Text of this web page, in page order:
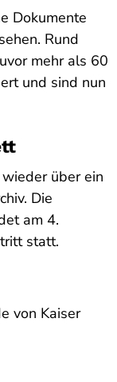
Dokumente
Rund
mehr als 60
und sind nun
über ein
Die
am 4.
statt.
von Kaiser